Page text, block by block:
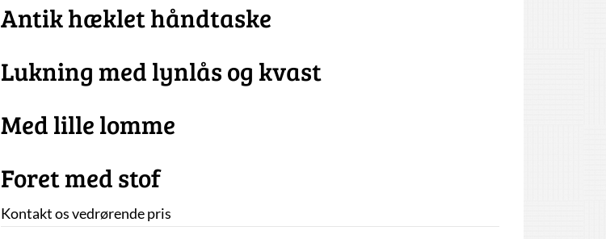
Antik hæklet håndtaske
Lukning med lynlås og kvast
Med lille lomme
Foret med stof
Kontakt os vedrørende pris